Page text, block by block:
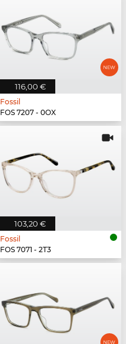
116,00 €
Fossil
FOS 7207 - 0OX
103,20 €
Fossil
FOS 7071 - 2T3